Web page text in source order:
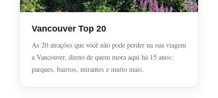
Vancouver Top 20
As 20 atrações que você não pode perder na sua viagem
a Vancouver, direto de quem mora aqui há 15 anos:
parques, bairros, mirantes e muito mais.